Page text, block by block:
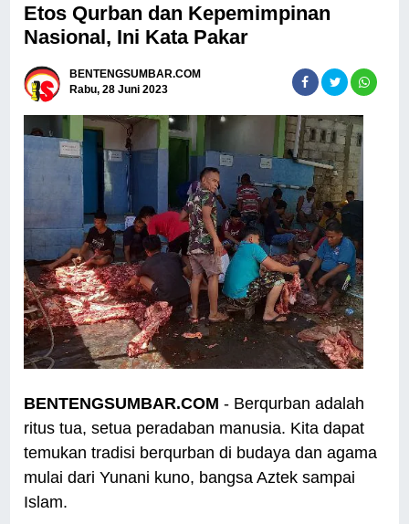
Etos Qurban dan Kepemimpinan
Nasional, Ini Kata Pakar
BENTENGSUMBAR.COM
Rabu, 28 Juni 2023
BENTENGSUMBAR.COM - Berqurban adalah
ritus tua, setua peradaban manusia. Kita dapat
temukan tradisi berqurban di budaya dan agama
mulai dari Yunani kuno, bangsa Aztek sampai
Islam.